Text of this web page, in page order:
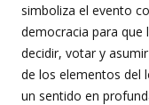
simboliza el evento
democracia para que
decidir, votar y
de los elementos del
un sentido en